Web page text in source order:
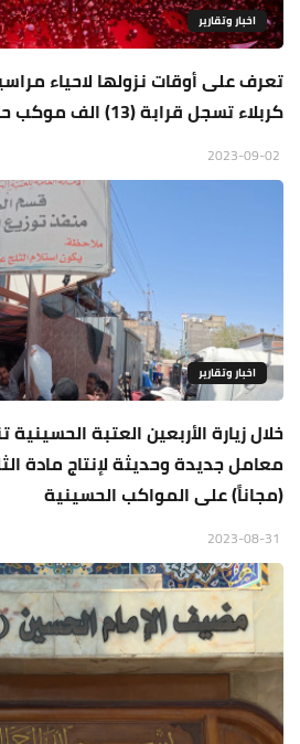
اخبار وتقارير
تعرف على أوقات نزولها لاحياء
كربلاء تسجل قرابة (13) الف موكب حسيني عزائي وخدمي
اخبار وتقارير
معامل جديدة وحديثة لإنتاج مادة
(مجاناً) على المواكب الحسينية